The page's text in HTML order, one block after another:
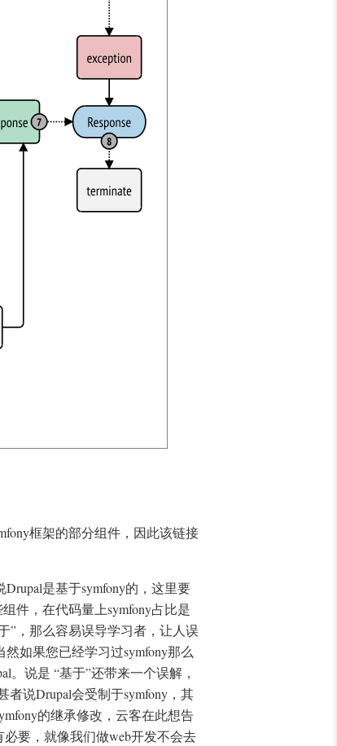
框架的部分组件，因此该链接
是基于symfony的，这里要
件，在代码量上symfony占比是
”，那么容易误导学习者，让人误
如果您已经学习过symfony那么
说是 “基于”还带来一个误解，
者说Drupal会受制于symfony，其
的继承修改，云客在此想告
要，就像我们做web开发不会去